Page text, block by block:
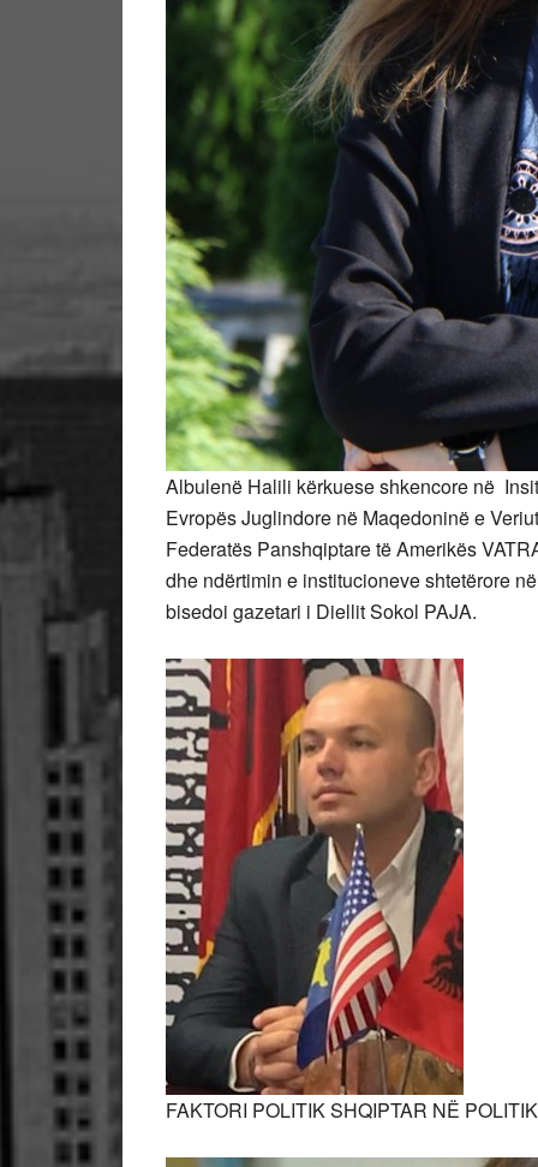
Albulenë Halili kërkuese shkencore në
Evropës Juglindore në Maqedoninë e
Federatës Panshqiptare të Amerikës
dhe ndërtimin e institucioneve shtetërore
bisedoi gazetari i Diellit Sokol PAJA.
FAKTORI POLITIK SHQIPTAR NË